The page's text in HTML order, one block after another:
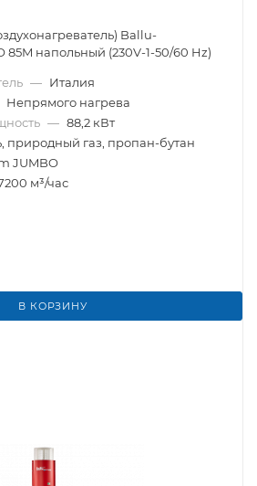
Ballu-
напольный (230V-1-50/60 Hz)
— Италия
Непрямого нагрева
— 88,2 кВт
природный газ, пропан-бутан
JUMBO
м³/час
В КОРЗИНУ